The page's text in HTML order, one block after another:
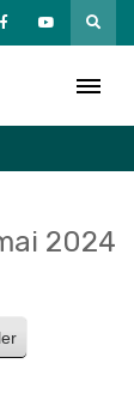
2024